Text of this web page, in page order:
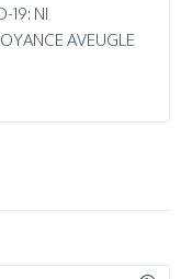
19: NI
AVEUGLE